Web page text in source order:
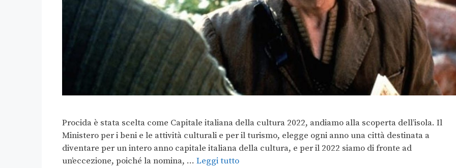
Procida è stata scelta come Capitale italiana della cultura 2022, andiamo alla scoperta dell’isola. Il
Ministero per i beni e le attività culturali e per il turismo, elegge ogni anno una città destinata a
diventare per un intero anno capitale italiana della cultura, e per il 2022 siamo di fronte ad
un’eccezione, poiché la nomina, … Leggi tutto